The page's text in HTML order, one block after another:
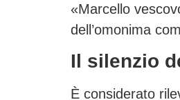
«Marcello
dell’omonima
Il silenzio
È considerato